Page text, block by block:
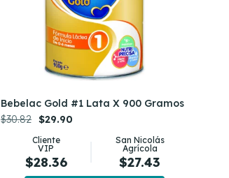
Bebelac Gold #1 Lata X 900 Gramos
$30.82 $29.90
Cliente
VIP
$28.36
San Nicolás
Agrícola
$27.43